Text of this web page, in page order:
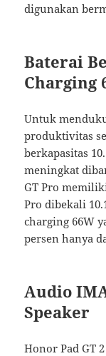
digunakan
Baterai
Charging
Untuk
produktivitas
berkapasitas
meningkat
GT Pro
Pro dibekali
charging 66W
persen hanya
Audio
Speaker
Honor Pad GT